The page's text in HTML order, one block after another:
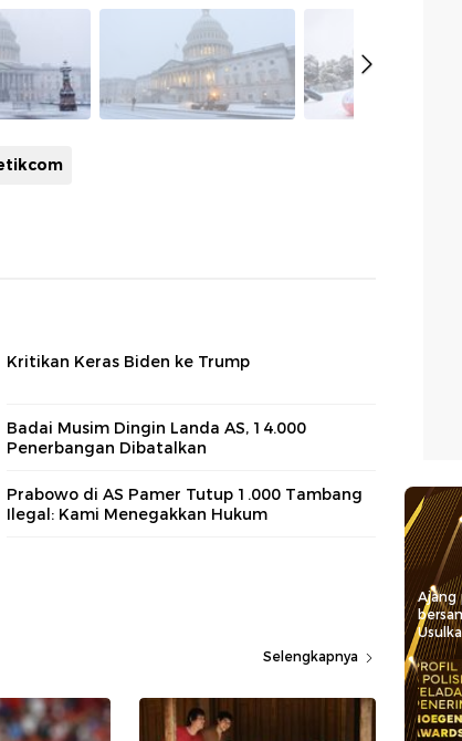
Kritikan Keras Biden ke Trump
Badai Musim Dingin Landa AS, 14.000
Penerbangan Dibatalkan
Prabowo di AS Pamer Tutup 1.000 Tambang
Ilegal: Kami Menegakkan Hukum
Selengkapnya
Ajang